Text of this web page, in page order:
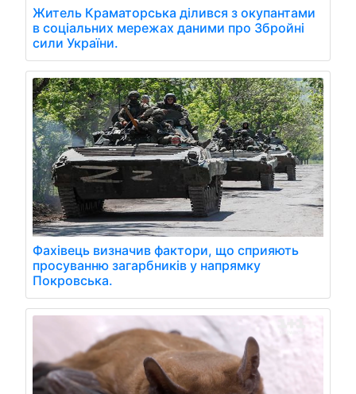
Житель Краматорська ділився з окупантами
в соціальних мережах даними про Збройні
сили України.
Фахівець визначив фактори, що сприяють
просуванню загарбників у напрямку
Покровська.